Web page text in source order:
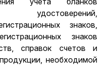
удостоверений,
знаков,
знаков
справок счетов и
необходимой